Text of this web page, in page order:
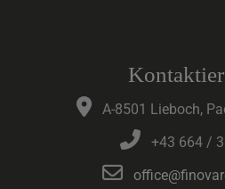
A-8501 Lieboch,
+43 664 /